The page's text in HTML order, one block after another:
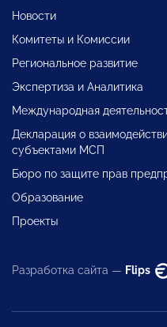
Новости
Комитеты и Комиссии
Региональное развитие
Экспертиза и Аналитика
Международная
Декларация о
субъектами МСП
Бюро по защите прав
Образование
Проекты
Разработка сайта — Flips